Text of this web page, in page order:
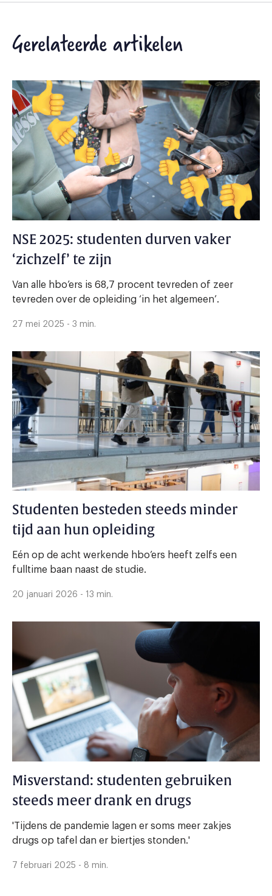
Gerelateerde artikelen
NSE 2025: studenten durven vaker
‘zichzelf’ te zijn
Van alle hbo’ers is 68,7 procent tevreden of zeer
tevreden over de opleiding ‘in het algemeen’.
27 mei 2025 - 3 min.
Studenten besteden steeds minder
tijd aan hun opleiding
Eén op de acht werkende hbo’ers heeft zelfs een
fulltime baan naast de studie.
20 januari 2026 - 13 min.
Misverstand: studenten gebruiken
steeds meer drank en drugs
'Tijdens de pandemie lagen er soms meer zakjes
drugs op tafel dan er biertjes stonden.'
7 februari 2025 - 8 min.